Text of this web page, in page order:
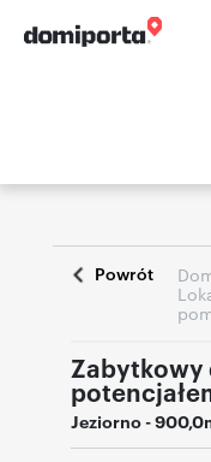
Powrót
Zabytkowy
Jeziorno-